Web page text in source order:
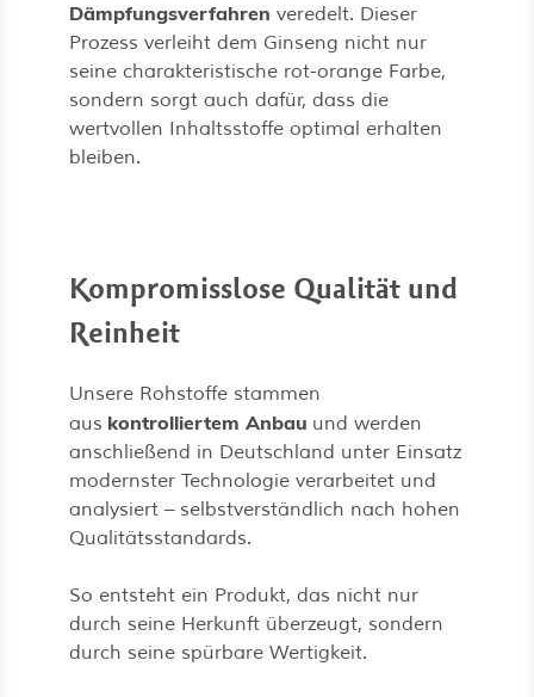
Dämpfungsverfahren veredelt. Dieser
Prozess verleiht dem Ginseng nicht nur
seine charakteristische rot-orange Farbe,
sondern sorgt auch dafür, dass die
wertvollen Inhaltsstoffe optimal erhalten
bleiben.
Kompromisslose Qualität und
Reinheit
Unsere Rohstoffe stammen
aus kontrolliertem Anbau und werden
anschließend in Deutschland unter Einsatz
modernster Technologie verarbeitet und
analysiert – selbstverständlich nach hohen
Qualitätsstandards.
So entsteht ein Produkt, das nicht nur
durch seine Herkunft überzeugt, sondern
durch seine spürbare Wertigkeit.